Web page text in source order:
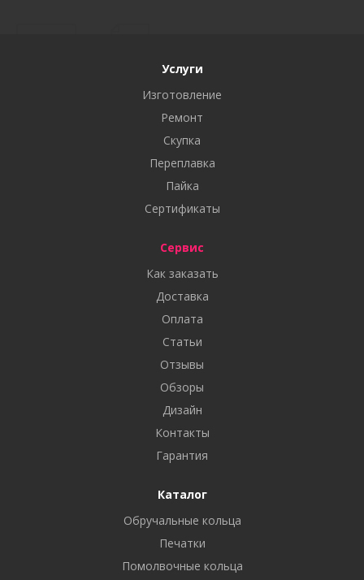
Услуги
Изготовление
Ремонт
Скупка
Переплавка
Пайка
Сертификаты
Сервис
Как заказать
Доставка
Оплата
Статьи
Отзывы
Обзоры
Дизайн
Контакты
Гарантия
Каталог
Обручальные кольца
Печатки
Помолвочные кольца